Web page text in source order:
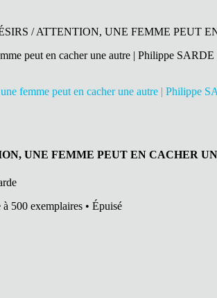
/ ATTENTION, UNE FEMME PEUT
UNE FEMME PEUT EN CACHER
500 exemplaires • Épuisé